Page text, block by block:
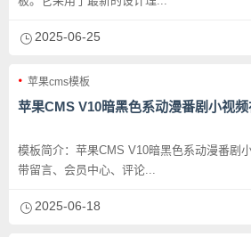
2025-06-25
苹果cms模板
苹果CMS V10暗黑色系动漫番剧小视
模板简介：苹果CMS V10暗黑色系动漫番剧
带留言、会员中心、评论...
2025-06-18